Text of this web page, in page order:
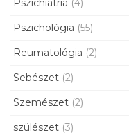
Pszichiátria (4)
Pszichológia (55)
Reumatológia (2)
Sebészet (2)
Szemészet (2)
szülészet (3)